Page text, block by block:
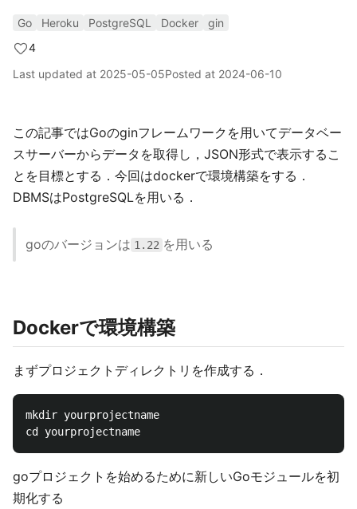
Go Heroku PostgreSQL Docker
gin
4
Last updated at 2025-05-05Posted at 2024-06-10
この記事ではGoのginフレームワークを用いてデータベー
スサーバーからデータを取得し，JSON形式で表示するこ
とを目標とする．今回はdockerで環境構築をする．
DBMSはPostgreSQLを用いる．
goのバージョンは 1.22 を用いる
Dockerで環境構築
まずプロジェクトディレクトリを作成する．
mkdir yourprojectname
goプロジェクトを始めるために新しいGoモジュールを初
期化する